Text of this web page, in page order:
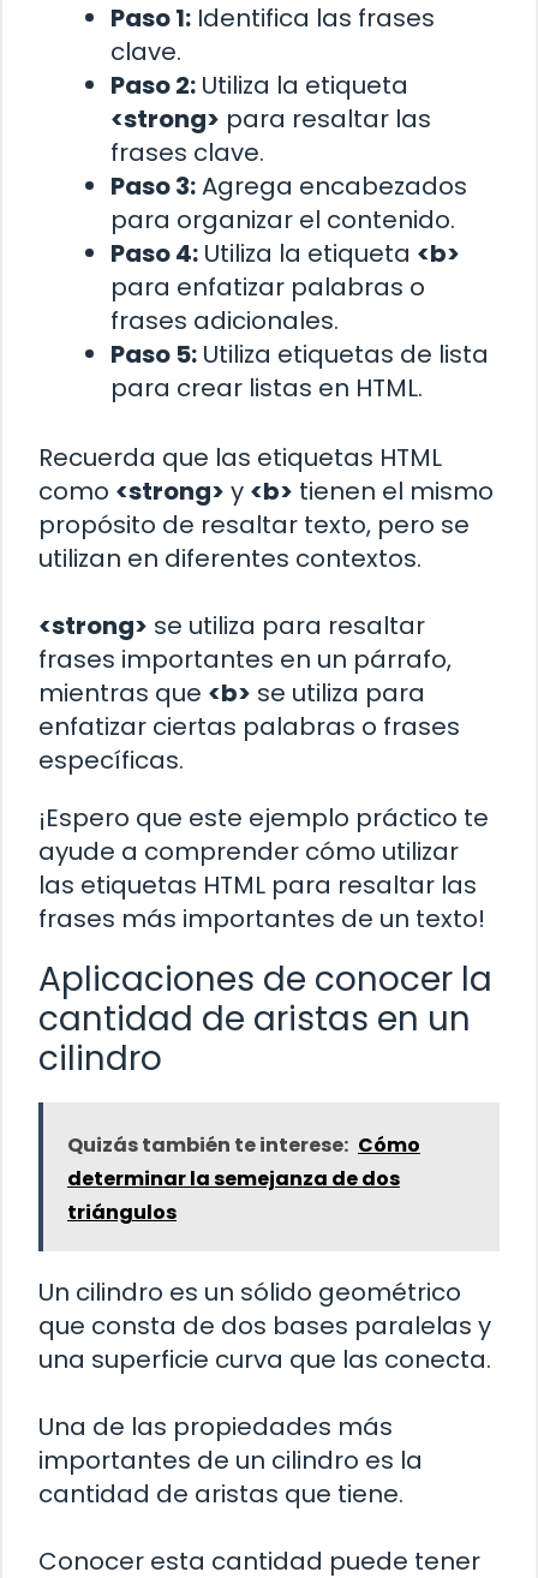
Paso 1: Identifica las frases
clave.
Paso 2: Utiliza la etiqueta
<strong> para resaltar las
frases clave.
Paso 3:Agrega encabezados
para organizar el contenido.
Paso 4: Utiliza la etiqueta <b>
para enfatizar palabras o
frases adicionales.
Paso 5: Utiliza etiquetas de lista
para crear listas en HTML.
Recuerda que las etiquetas HTML
como <strong> y <b> tienen el mismo
propósito de resaltar texto, pero se
utilizan en diferentes contextos.
<strong> se utiliza para resaltar
frases importantes en un párrafo,
mientras que <b> se utiliza para
enfatizar ciertas palabras o frases
específicas.
¡Espero que este ejemplo práctico te
ayude a comprender cómo utilizar
las etiquetas HTML para resaltar las
frases más importantes de un texto!
Aplicaciones de conocer la
cantidad de aristas en un
cilindro
Quizás también te interese: Cómo
determinar la semejanza de dos
triángulos
Un cilindro es un sólido geométrico
que consta de dos bases paralelas y
una superficie curva que las conecta.
Una de las propiedades más
importantes de un cilindro es la
cantidad de aristas que tiene.
Conocer esta cantidad puede tener